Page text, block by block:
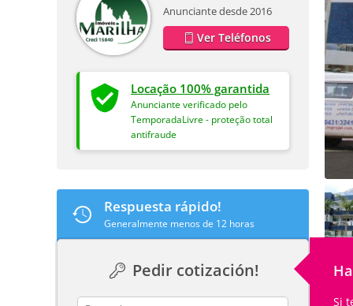
Anunciante desde 2016
Ver Teléfonos
Locação 100% garantida
Anunciante verificado pelo
TemporadaLivre - proteção total
antifraude
Respuesta rápido!
Generalmente menos de 12 horas
Pedir cotización!
Si